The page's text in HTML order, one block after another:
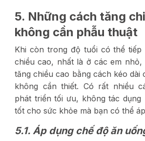
5. Những cách tăng
không cần phẫu thuật
Khi còn trong độ tuổi có thể tiếp
chiều cao, nhất là ở các em nhỏ,
tăng chiều cao bằng cách kéo dài
không cần thiết. Có rất nhiều
phát triển tối ưu, không tác
tốt cho sức khỏe mà bạn có thể
5.1. Áp dụng chế độ ăn